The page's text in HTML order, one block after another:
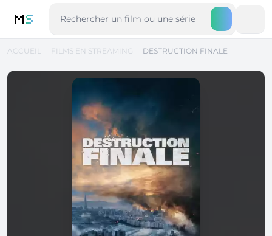
MS
ACCUEIL FILMS EN STREAMING DESTRUCTION FINALE